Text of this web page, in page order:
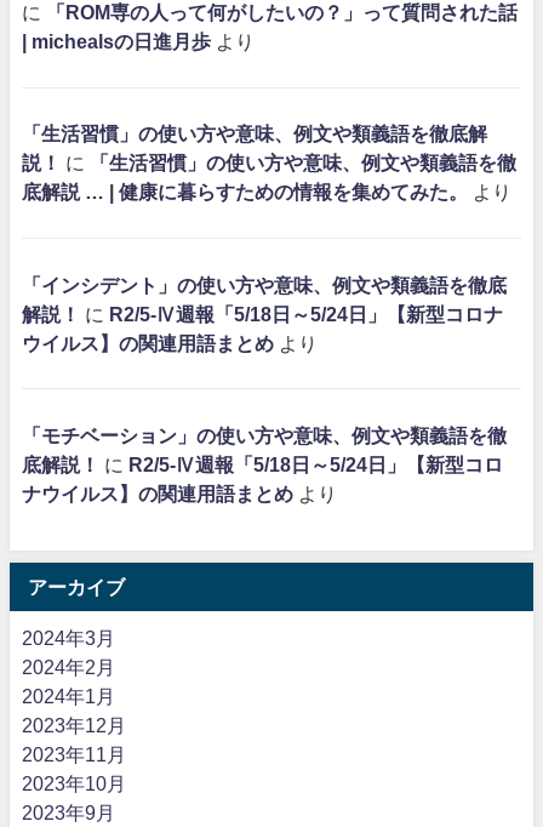
に
「ROM専の人って何がしたいの？」って質問された話
| michealsの日進月歩 より
「生活習慣」の使い方や意味、例文や類義語を徹底解
説！
に
「生活習慣」の使い方や意味、例文や類義語を徹
底解説 … | 健康に暮らすための情報を集めてみた。
より
「インシデント」の使い方や意味、例文や類義語を徹底
解説！
に R2/5-Ⅳ週報「5/18日～5/24日」【新型コロナ
ウイルス】の関連用語まとめ より
「モチベーション」の使い方や意味、例文や類義語を徹
底解説！
に R2/5-Ⅳ週報「5/18日～5/24日」【新型コロ
ナウイルス】の関連用語まとめ より
アーカイブ
2024年3月
2024年2月
2024年1月
2023年12月
2023年11月
2023年10月
2023年9月